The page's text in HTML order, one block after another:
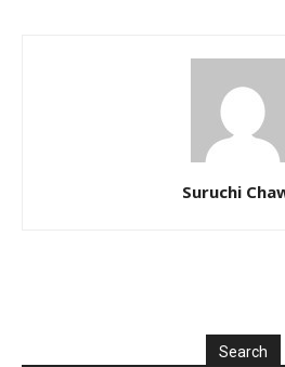
Suruchi
Search